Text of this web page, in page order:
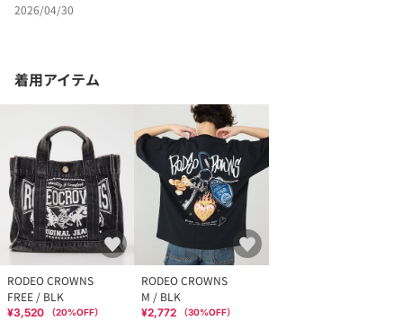
2026/04/30
着用アイテム
RODEO CROWNS
FREE / BLK
¥3,520 （20%OFF）
RODEO CROWNS
M / BLK
¥2,772 （30%OFF）